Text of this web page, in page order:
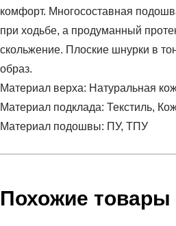
комфорт. Многосоставная
при ходьбе, а продуманный
скольжение. Плоские шнурки в
образ.
Материал верха: Натуральная
Материал подклада: Текстиль,
Материал подошвы: ПУ, ТПУ
Пол:женский
Заказ берется в работу только
Счет заранее согласовывается с
Похожие товары